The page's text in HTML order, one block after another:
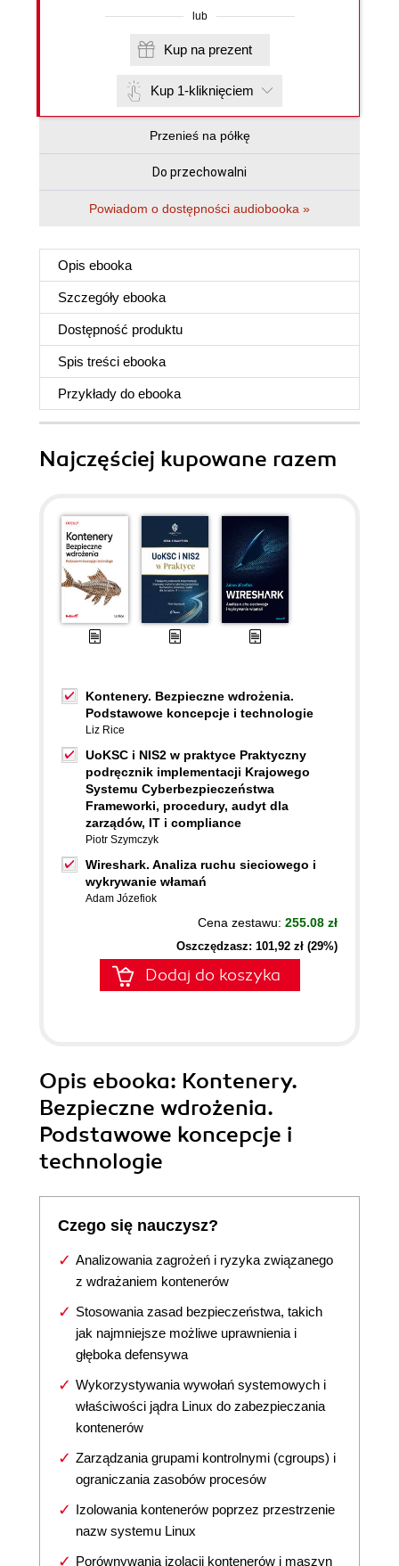
lub
Kup na prezent
Kup 1-kliknięciem
Przenieś na półkę
Do przechowalni
Powiadom o dostępności audiobooka »
Opis ebooka
Szczegóły ebooka
Dostępność produktu
Spis treści ebooka
Przykłady do ebooka
Najczęściej kupowane razem
Kontenery. Bezpieczne wdrożenia.
Podstawowe koncepcje i technologie
Liz Rice
UoKSC i NIS2 w praktyce Praktyczny
podręcznik implementacji Krajowego
Systemu Cyberbezpieczeństwa
Frameworki, procedury, audyt dla
zarządów, IT i compliance
Piotr Szymczyk
Wireshark. Analiza ruchu sieciowego i
wykrywanie włamań
Adam Józefiok
Cena zestawu: 255.08 zł
Oszczędzasz: 101,92 zł (29%)
Dodaj do koszyka
Opis ebooka: Kontenery.
Bezpieczne wdrożenia.
Podstawowe koncepcje i
technologie
Czego się nauczysz?
Analizowania zagrożeń i ryzyka związanego
z wdrażaniem kontenerów
Stosowania zasad bezpieczeństwa, takich
jak najmniejsze możliwe uprawnienia i
głęboka defensywa
Wykorzystywania wywołań systemowych i
właściwości jądra Linux do zabezpieczania
kontenerów
Zarządzania grupami kontrolnymi (cgroups) i
ograniczania zasobów procesów
Izolowania kontenerów poprzez przestrzenie
nazw systemu Linux
Porównywania izolacji kontenerów i maszyn